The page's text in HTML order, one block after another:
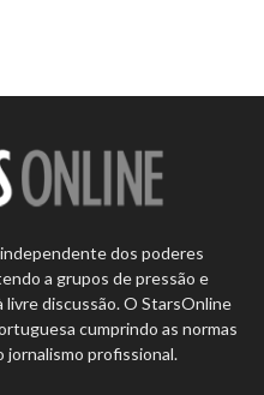
dos poderes
a grupos de pressão e
discussão. O StarsOnline
cumprindo as normas
profissional.